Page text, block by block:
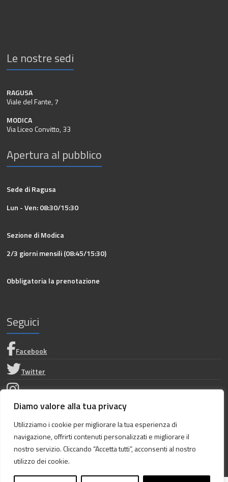
Diamo valore alla tua privacy
Utilizziamo i cookie per migliorare la tua esperienza di
navigazione, offrirti contenuti personalizzati e migliorare il
nostro servizio. Cliccando “Accetta tutti”, acconsenti al nostro
utilizzo dei cookie.
Le nostre sedi
RAGUSA
Viale del Fante, 7
MODICA
Via Liceo Convitto, 33
Apertura al pubblico
Sede di Ragusa
Lun - Ven: 08:30/15:30
Sezione di Modica
2/3 giorni mensili (08:45/15:30)
Obbligatoria la prenotazione
Seguici
Facebook
Twitter
Instagram
Dichiarazione di accessibilità